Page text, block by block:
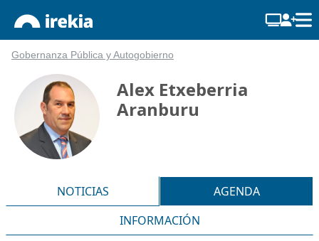
Gobernanza Pública y Autogobierno
Alex Etxeberria
Aranburu
NOTICIAS
AGENDA
INFORMACIÓN